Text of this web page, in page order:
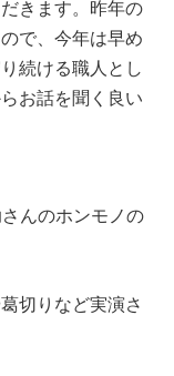
きます。昨年の
で、今年は早め
続ける職人とし
お話を聞く良い
んのホンモノの
ど実演さ